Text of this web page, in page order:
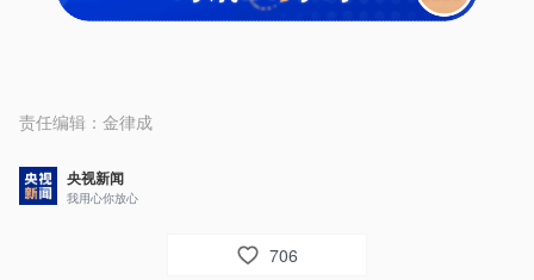
责任编辑： 金律成
央视新闻
我用心你放心
706